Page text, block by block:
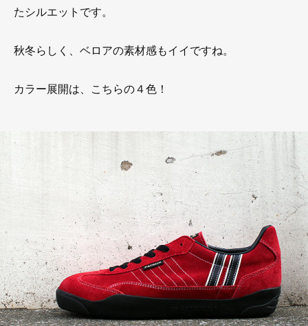
たシルエットです。
秋冬らしく、ベロアの素材感もイイですね。
カラー展開は、こちらの４色！